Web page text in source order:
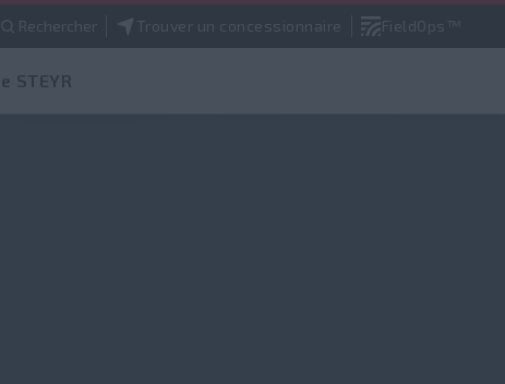
Rechercher Trouver un concessionnaire FieldOps™
STEYR